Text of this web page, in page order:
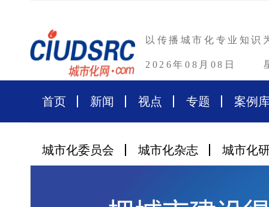
以传播城市化专业知识
2026年08月08日
首页 新闻 视点 专题 案例
城市化委员会 城市化杂志 城市化